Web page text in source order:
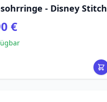
- Disney Stitch
€